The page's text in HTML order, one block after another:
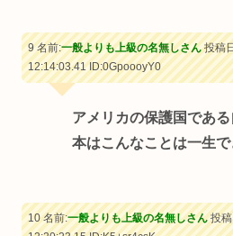
9 名前:一般よりも上級の名無しさん投稿
12:14:03.41ID:0GpoooyY0
アメリカの保護国であ
本はこんなことは一生
10 名前:一般よりも上級の名無しさん投稿